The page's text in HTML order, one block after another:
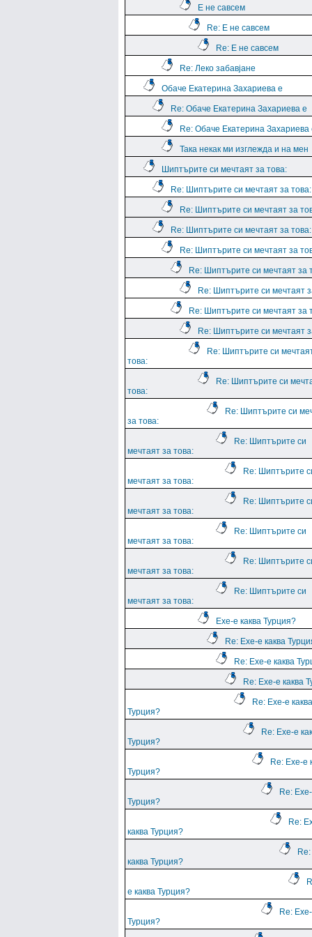
Е не савсем
Re: Е не савсем
Re: Е не савсем
Re: Леко забавјане
Обаче Екатерина Захариева е
Re: Обаче Екатерина Захариева е
Re: Обаче Екатерина Захариева
Така некак ми изглежда и на мен
Шиптърите си мечтаят за това:
Re: Шиптърите си мечтаят за това:
Re: Шиптърите си мечтаят за
Re: Шиптърите си мечтаят за това:
Re: Шиптърите си мечтаят за
Re: Шиптърите си мечтаят за
Re: Шиптърите си мечтаят
Re: Шиптърите си мечтаят за
Re: Шиптърите си мечтаят
Re: Шиптърите си
това:
Re: Шиптърите си
това:
Re: Шиптърите си
за това:
Re: Шиптърите си
мечтаят за това:
Re: Шиптърите
мечтаят за това:
Re: Шиптърите
мечтаят за това:
Re: Шиптърите си
мечтаят за това:
Re: Шиптърите
мечтаят за това:
Re: Шиптърите си
мечтаят за това:
Ехе-е каква Турция?
Re: Ехе-е каква
Re: Ехе-е каква
Re: Ехе-е каква
Re: Ехе-е каква
Турция?
Re: Ехе-е
Турция?
Re: Ехе-е
Турция?
Re:
Турция?
Re:
каква Турция?
каква Турция?
е каква Турция?
Re:
Турция?